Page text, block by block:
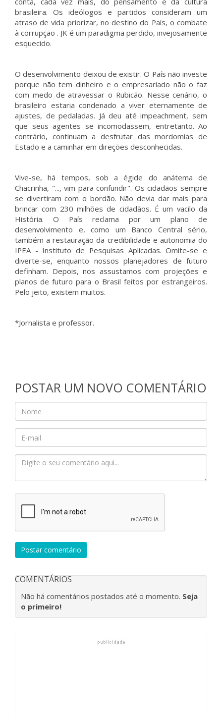
brasileira. Os ideólogos e partidos consideram um
atraso de vida priorizar, no destino do País, o combate
à corrupção . JK é um paradigma perdido, invejosamente
esquecido.
O desenvolvimento deixou de existir. O País não investe
porque não tem dinheiro e o empresariado não o faz
com medo de atravessar o Rubicão. Nesse cenário, o
brasileiro estaria condenado a viver eternamente de
ajustes, de pedaladas. Já deu até impeachment, sem
que seus agentes se incomodassem, entretanto. Ao
contrário, continuam a desfrutar das mordomias de
Estado e a caminhar em direções desconhecidas.
Vive-se, há tempos, sob a égide do anátema de
Chacrinha, "..., vim para confundir". Os cidadãos sempre
se divertiram com o bordão. Não devia dar mais para
brincar com 230 milhões de cidadãos. É um vacilo da
História. O País reclama por um plano de
desenvolvimento e, como um Banco Central sério,
também a restauração da credibilidade e autonomia do
IPEA - Instituto de Pesquisas Aplicadas. Omite-se e
diverte-se, enquanto nossos planejadores de futuro
definham. Depois, nos assustamos com projeções e
planos de futuro para o Brasil feitos por estrangeiros.
Pelo jeito, existem muitos.
*Jornalista e professor.
POSTAR UM NOVO COMENTÁRIO
Postar comentário
COMENTÁRIOS
Não há comentários postados até o momento. Seja
o primeiro!